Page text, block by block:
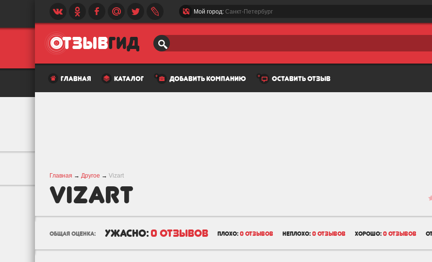
Мой город: Санкт-Петербург
главная каталог добавить компанию оставить отзыв
Главная → Другое → Vizart
Vizart
общая оценка: ужасно: 0 отзывов плохо: 0 отзывов неплохо: 0 отзывов хорошо: 0 отзывов